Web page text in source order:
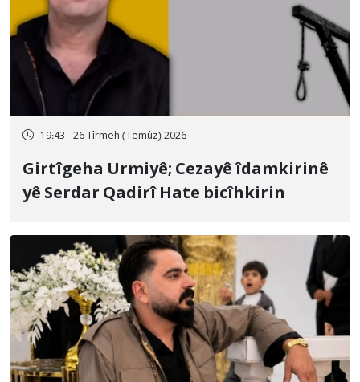
19:43 - 26 Tîrmeh (Temûz) 2026
Girtîgeha Urmiyê; Cezayê îdamkirinê
yê Serdar Qadirî Hate bicîhkirin